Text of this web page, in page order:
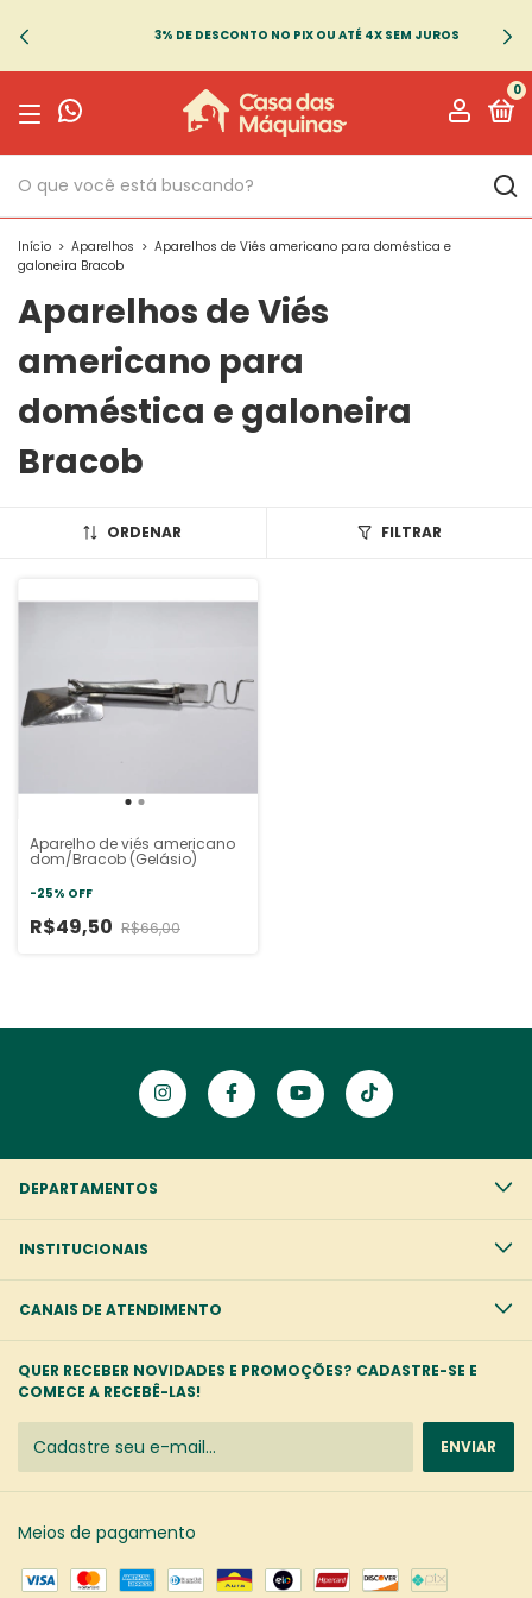
3% DE DESCONTO NO PIX OU ATÉ 4X SEM JUROS
0
Início > Aparelhos > Aparelhos de Viés americano para doméstica e
galoneira Bracob
Aparelhos de Viés
americano para
doméstica e galoneira
Bracob
ORDENAR FILTRAR
Aparelho de viés americano
dom/Bracob (Gelásio)
-25% OFF
R$49,50 R$66,00
DEPARTAMENTOS
INSTITUCIONAIS
CANAIS DE ATENDIMENTO
QUER RECEBER NOVIDADES E PROMOÇÕES? CADASTRE-SE E
COMECE A RECEBÊ-LAS!
Meios de pagamento